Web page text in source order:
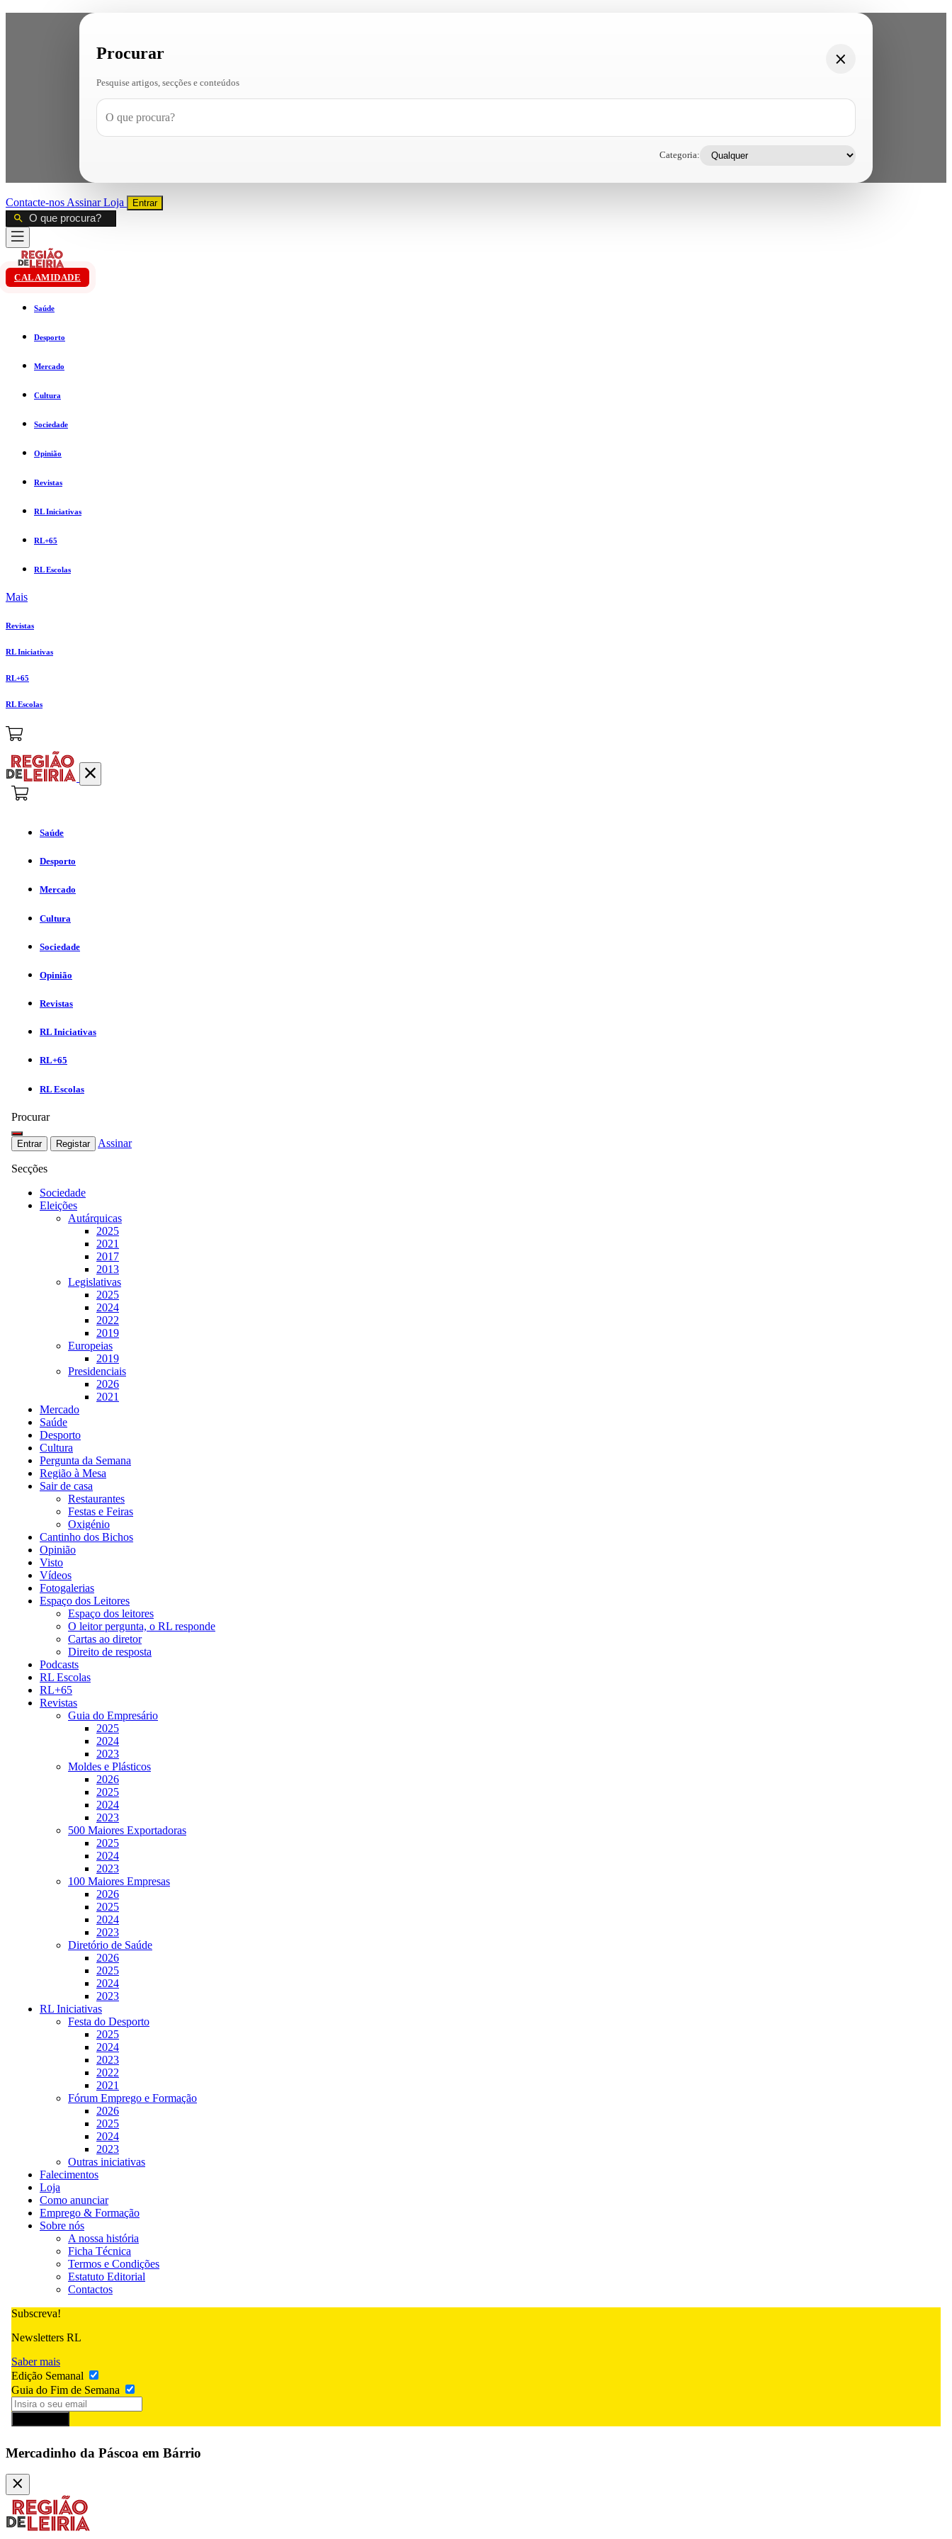
Procurar
Pesquise artigos, secções e conteúdos
Categoria:
Contacte-nos AssinarLoja Entrar
CALAMIDADE
Saúde
Desporto
Mercado
Cultura
Sociedade
Opinião
Revistas
RL Iniciativas
RL+65
RL Escolas
Mais
Revistas
RL Iniciativas
RL+65
RL Escolas
Saúde
Desporto
Mercado
Cultura
Sociedade
Opinião
Revistas
RL Iniciativas
RL+65
RL Escolas
Procurar
Entrar Registar Assinar
Secções
Sociedade
Eleições
Autárquicas
2025
2021
2017
2013
Legislativas
2025
2024
2022
2019
Europeias
2019
Presidenciais
2026
2021
Mercado
Saúde
Desporto
Cultura
Pergunta da Semana
Região à Mesa
Sair de casa
Restaurantes
Festas e Feiras
Oxigénio
Cantinho dos Bichos
Opinião
Visto
Vídeos
Fotogalerias
Espaço dos Leitores
Espaço dos leitores
O leitor pergunta, o RL responde
Cartas ao diretor
Direito de resposta
Podcasts
RL Escolas
RL+65
Revistas
Guia do Empresário
2025
2024
2023
Moldes e Plásticos
2026
2025
2024
2023
500 Maiores Exportadoras
2025
2024
2023
100 Maiores Empresas
2026
2025
2024
2023
Diretório de Saúde
2026
2025
2024
2023
RL Iniciativas
Festa do Desporto
2025
2024
2023
2022
2021
Fórum Emprego e Formação
2026
2025
2024
2023
Outras iniciativas
Falecimentos
Loja
Como anunciar
Emprego & Formação
Sobre nós
A nossa história
Ficha Técnica
Termos e Condições
Estatuto Editorial
Contactos
Subscreva!
Newsletters RL
Saber mais
Edição Semanal
Guia do Fim de Semana
Mercadinho da Páscoa em Bárrio